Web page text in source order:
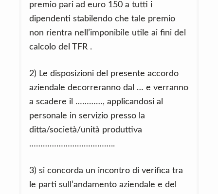
premio pari ad euro 150 a tutti i
dipendenti stabilendo che tale premio
non rientra nell’imponibile utile ai fini del
calcolo del TFR .
2) Le disposizioni del presente accordo
aziendale decorreranno dal … e verranno
a scadere il …………, applicandosi al
personale in servizio presso la
ditta/società/unità produttiva
………………………………..
3) si concorda un incontro di verifica tra
le parti sull’andamento aziendale e del